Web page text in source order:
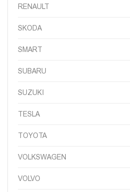
RENAULT
SKODA
SMART
SUBARU
SUZUKI
TESLA
TOYOTA
VOLKSWAGEN
VOLVO